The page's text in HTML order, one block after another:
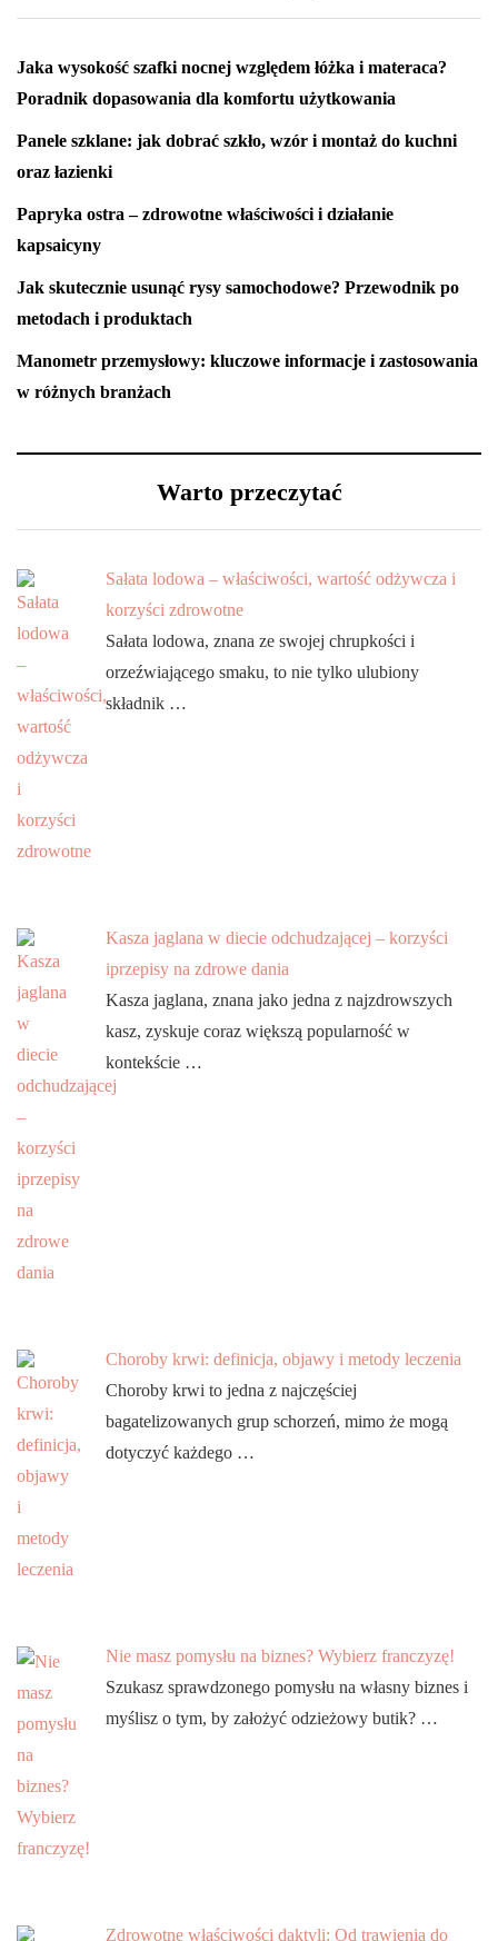
Jaka wysokość szafki nocnej względem łóżka i materaca?
Poradnik dopasowania dla komfortu użytkowania
Panele szklane: jak dobrać szkło, wzór i montaż do kuchni
oraz łazienki
Papryka ostra – zdrowotne właściwości i działanie
kapsaicyny
Jak skutecznie usunąć rysy samochodowe? Przewodnik po
metodach i produktach
Manometr przemysłowy: kluczowe informacje i zastosowania
w różnych branżach
Warto przeczytać
Sałata lodowa – właściwości, wartość odżywcza i
korzyści zdrowotne
Sałata lodowa, znana ze swojej chrupkości i
orzeźwiającego smaku, to nie tylko ulubiony
składnik …
Kasza jaglana w diecie odchudzającej – korzyści
iprzepisy na zdrowe dania
Kasza jaglana, znana jako jedna z najzdrowszych
kasz, zyskuje coraz większą popularność w
kontekście …
Choroby krwi: definicja, objawy i metody leczenia
Choroby krwi to jedna z najczęściej
bagatelizowanych grup schorzeń, mimo że mogą
dotyczyć każdego …
Nie masz pomysłu na biznes? Wybierz franczyzę!
Szukasz sprawdzonego pomysłu na własny biznes i
myślisz o tym, by założyć odzieżowy butik? …
Zdrowotne właściwości daktyli: Od trawienia do